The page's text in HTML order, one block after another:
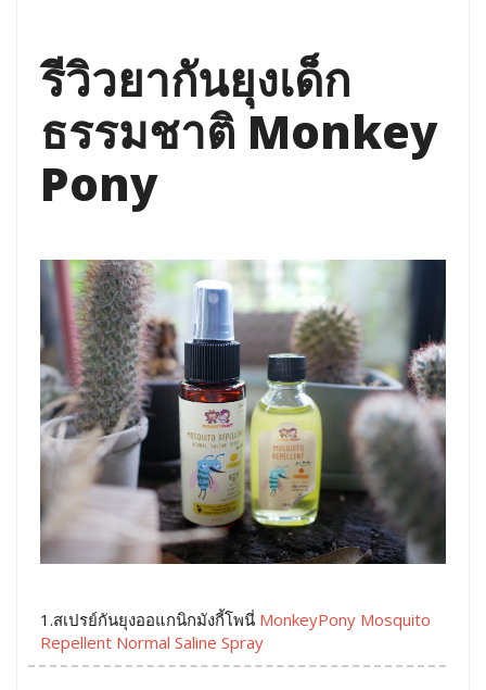
รีวิวยากันยุงเด็ก
ธรรมชาติ Monkey
Pony
1.สเปรย์กันยุงออแกนิกมังกี้โพนี่ MonkeyPony Mosquito
Repellent Normal Saline Spray